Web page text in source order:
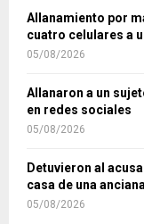
Allanamiento por
cuatro celulares a
05/08/2026
Allanaron a un
en redes sociales
05/08/2026
Detuvieron al
casa de una anciana
05/08/2026